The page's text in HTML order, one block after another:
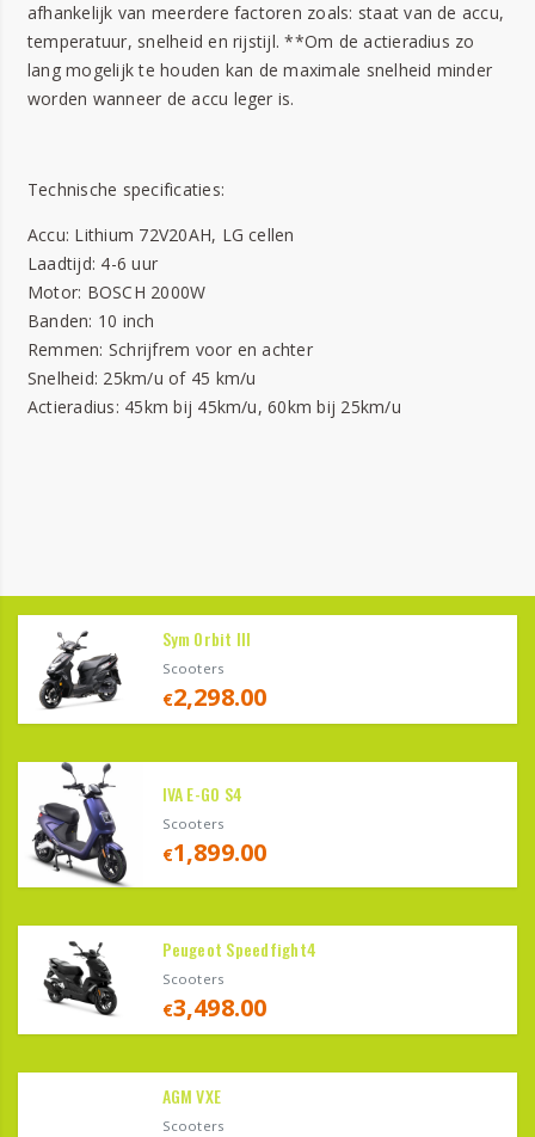
afhankelijk van meerdere factoren zoals: staat van de accu,
temperatuur, snelheid en rijstijl. **Om de actieradius zo
lang mogelijk te houden kan de maximale snelheid minder
worden wanneer de accu leger is.
Technische specificaties:
Accu: Lithium 72V20AH, LG cellen
Laadtijd: 4-6 uur
Motor: BOSCH 2000W
Banden: 10 inch
Remmen: Schrijfrem voor en achter
Snelheid: 25km/u of 45 km/u
Actieradius: 45km bij 45km/u, 60km bij 25km/u
Sym Orbit III
Scooters
€2,298.00
IVA E-GO S4
Scooters
€1,899.00
Peugeot Speedfight4
Scooters
€3,498.00
AGM VXE
Scooters